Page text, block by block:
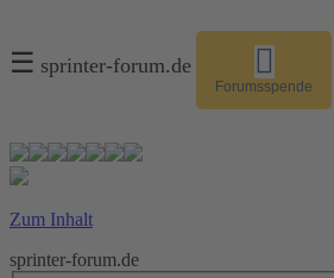
☰ sprinter-forum.de
Forumsspende
Zum Inhalt
sprinter-forum.de